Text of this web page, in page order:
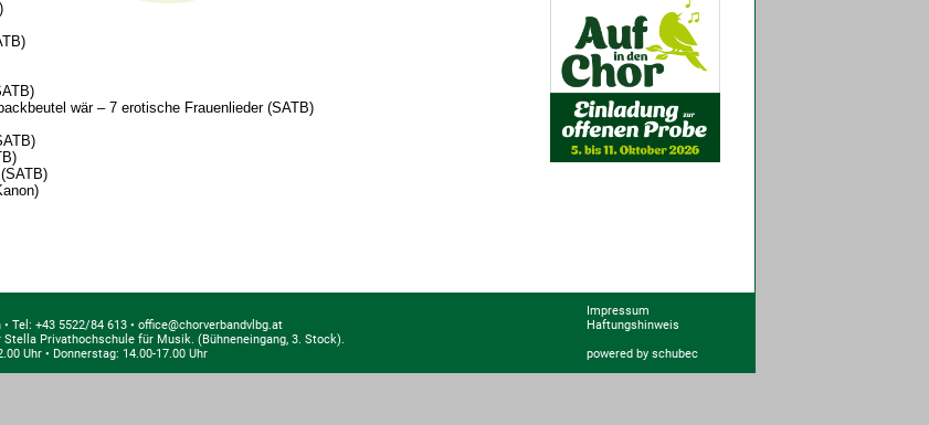
wär – 7 erotische Frauenlieder (SATB)
• Tel: +43 5522/84 613 • office@chorverbandvlbg.at
Stella Privathochschule für Musik. (Bühneneingang, 3. Stock).
Uhr • Donnerstag: 14.00-17.00 Uhr
Impressum
Haftungshinweis
powered by schubec